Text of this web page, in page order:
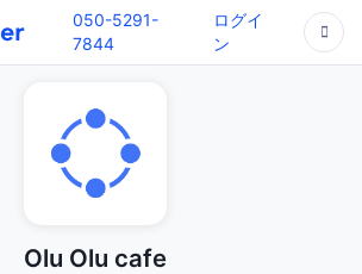
050-5291-
7844
ログイ
ン
Olu Olu cafe